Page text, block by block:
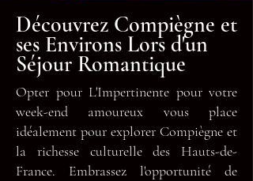
Découvrez Compiègne et
ses Environs Lors d'un
Séjour Romantique
Opter pour L'Impertinente pour votre
week-end amoureux vous place
idéalement pour explorer Compiègne et
la richesse culturelle des Hauts-de-
France. Embrassez l'opportunité de